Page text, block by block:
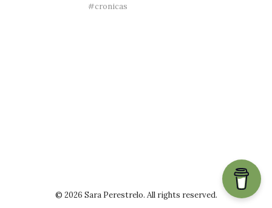
#cronicas
© 2026 Sara Perestrelo. All rights reserved.